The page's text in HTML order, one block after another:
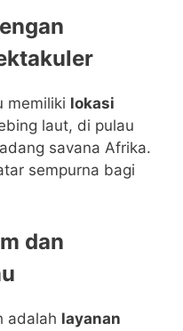
memiliki lokasi
laut, di pulau
savana Afrika.
sempurna bagi
dan
adalah layanan